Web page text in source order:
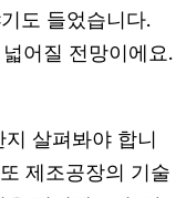
도 들었습니다.
어질 전망이에요.
살펴봐야 합니
제조공장의 기술